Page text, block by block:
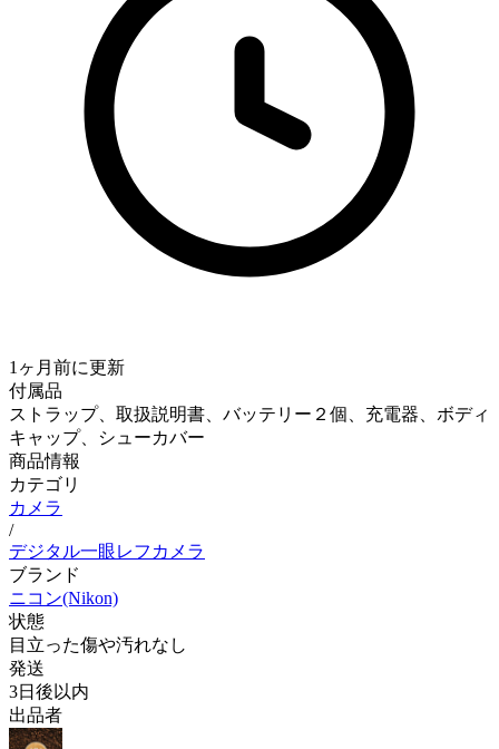
1ヶ月前に更新
付属品
ストラップ、取扱説明書、バッテリー２個、充電器、ボディ
キャップ、シューカバー
商品情報
カテゴリ
カメラ
/
デジタル一眼レフカメラ
ブランド
ニコン(Nikon)
状態
目立った傷や汚れなし
発送
3日後以内
出品者